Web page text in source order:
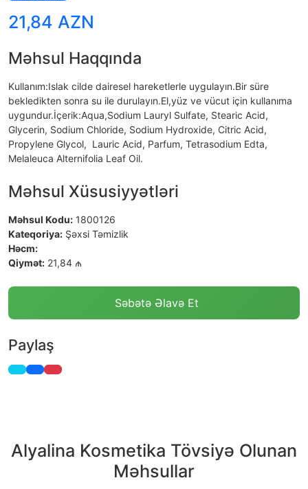
21,84 AZN
Məhsul Haqqında
Kullanım:Islak cilde dairesel hareketlerle uygulayın.Bir süre
bekledikten sonra su ile durulayın.El,yüz ve vücut için kullanıma
uygundur.İçerik:Aqua,Sodium Lauryl Sulfate, Stearic Acid,
Glycerin, Sodium Chloride, Sodium Hydroxide, Citric Acid,
Propylene Glycol, Lauric Acid, Parfum, Tetrasodium Edta,
Melaleuca Alternifolia Leaf Oil.
Məhsul Xüsusiyyətləri
Məhsul Kodu: 1800126
Kateqoriya: Şəxsi Təmizlik
Həcm:
Qiymət: 21,84 ₼
Səbətə Əlavə Et
Paylaş
Alyalina Kosmetika Tövsiyə Olunan
Məhsullar